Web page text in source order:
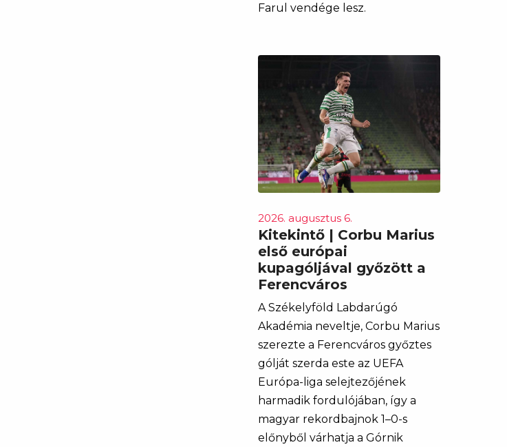
Farul vendége lesz.
2026. augusztus 6.
Kitekintő | Corbu Marius
első európai
kupagóljával győzött a
Ferencváros
A Székelyföld Labdarúgó
Akadémia neveltje, Corbu Marius
szerezte a Ferencváros győztes
gólját szerda este az UEFA
Európa-liga selejtezőjének
harmadik fordulójában, így a
magyar rekordbajnok 1–0-s
előnyből várhatja a Górnik